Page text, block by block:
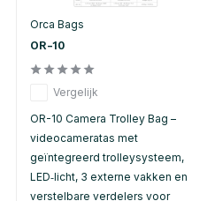
Orca Bags
OR-10
Vergelijk
OR-10 Camera Trolley Bag –
videocameratas met
geïntegreerd trolleysysteem,
LED‑licht, 3 externe vakken en
verstelbare verdelers voor